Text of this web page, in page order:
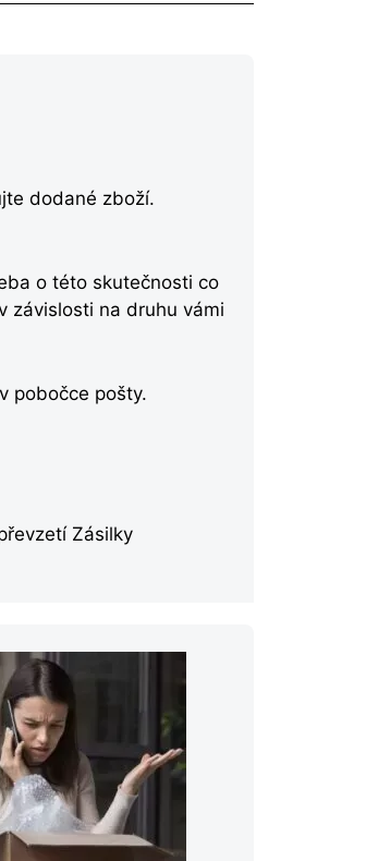
dodané zboží.
o této skutečnosti co
závislosti na druhu vámi
pobočce pošty.
Zásilky